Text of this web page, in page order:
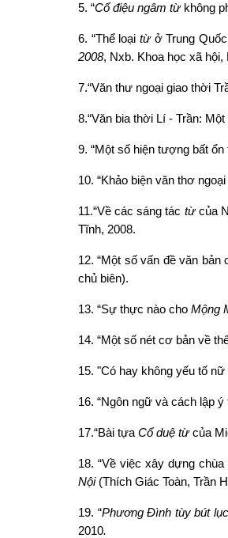
5. “Cổ điệu ngâm từkhông
6. “Thể loạitừở Trung
2008, Nxb. Khoa học xã hội,
7.“Văn thư ngoại giao thời
8.“Văn bia thời Lí - Trần:
9. “Một số hiện tượng bất ổn
10. “Khảo biện văn thơ
11.“Về các sáng tác từcủa
Tĩnh, 2008.
12. “Một số vấn đề văn bản
chủ biên).
13. “Sự thực nào cho Mộng
14. “Một số nét cơ bản về
15. "Có hay không yếu tố nữ
16. “Ngôn ngữ và cách lập ý
17.“Bài tựa Cổ duệ từcủa
18. “Về việc xây dựng
Nội(Thích Giác Toàn, Trần
19. “Phương Đình tùy bút lục
2010.